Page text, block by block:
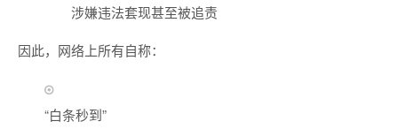
涉嫌违法套现甚至被追责
因此，网络上所有自称：
“白条秒到”